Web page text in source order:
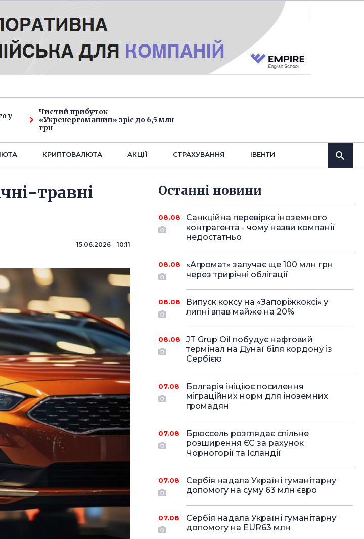
у
Чистий прибуток
«Укренергомашин» зріс до 6,5 млн
грн
КРИПТОВАЛЮТА АКЦІЇ СТРАХУВАННЯ IВЕНТИ
травні
15.06.2026 10:11
Останнi новини
08.08
Санкційна перевірка іноземного
контрагента - чому назви компанії
недостатньо
08.08
«Агромат» залучає ще 100 млн грн
через трирічні облігації
08.08
Випуск коксу на «Запоріжкоксі» у
липні впав майже на 20%
08.08
JT Grup Oil побудує нафтовий
термінал на Дунаї біля кордону із
Сербією
07.08
Болгарія ініціює посилення
міграційних норм для іноземних
громадян
07.08
Брюссель розглядає спільне
розширення ЄС за рахунок
Чорногорії та Ісландії
07.08
Сербія надала Україні гуманітарну
допомогу на суму 63 млн євро
07.08
Сербія надала Україні гуманітарну
допомогу на EUR63 млн